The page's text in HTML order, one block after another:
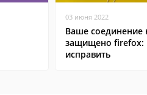
03 июня 2022
Ваше соединение
защищено firefox:
исправить